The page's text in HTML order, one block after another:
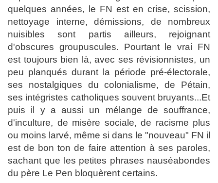
quelques années, le FN est en crise, scission,
nettoyage interne, démissions, de nombreux
nuisibles sont partis ailleurs, rejoignant
d'obscures groupuscules. Pourtant le vrai FN
est toujours bien là, avec ses révisionnistes, un
peu planqués durant la période pré-électorale,
ses nostalgiques du colonialisme, de Pétain,
ses intégristes catholiques souvent bruyants...Et
puis il y a aussi un mélange de souffrance,
d'inculture, de misère sociale, de racisme plus
ou moins larvé, même si dans le "nouveau" FN il
est de bon ton de faire attention à ses paroles,
sachant que les petites phrases nauséabondes
du père Le Pen bloquèrent certains.